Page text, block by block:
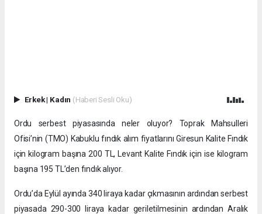
Erkek| Kadın (Haberi Sesli Oku)
Ordu serbest piyasasında neler oluyor? Toprak Mahsulleri
Ofisi’nin (TMO) Kabuklu fındık alım fiyatlarını Giresun Kalite Fındık
için kilogram başına 200 TL, Levant Kalite Fındık için ise kilogram
başına 195 TL’den fındık alıyor.
Ordu’da Eylül ayında 340 liraya kadar çıkmasının ardından serbest
piyasada 290-300 liraya kadar geriletilmesinin ardından Aralık